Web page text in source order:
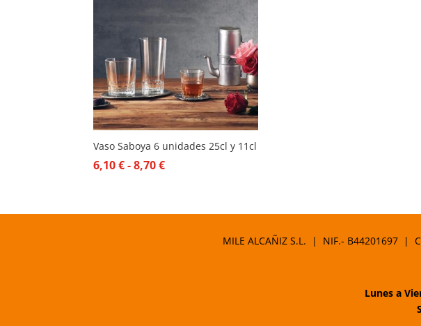
Vaso Saboya 6 unidades 25cl y 11cl
6,10€ - 8,70€Rango
MILE ALCAÑIZ S.L. | NIF.- B44201697 |
Lunes a